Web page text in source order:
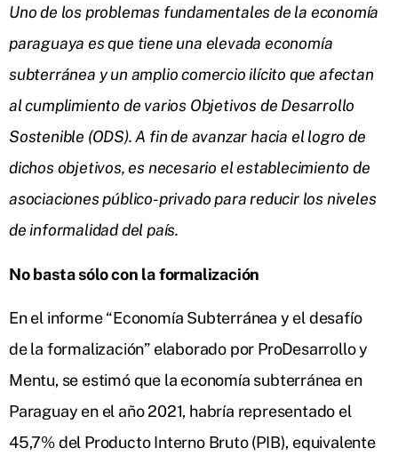
Uno de los problemas fundamentales de la economía
paraguaya es que tiene una elevada economía
subterránea y un amplio comercio ilícito que afectan
al cumplimiento de varios Objetivos de Desarrollo
Sostenible (ODS). A fin de avanzar hacia el logro de
dichos objetivos, es necesario el establecimiento de
asociaciones público-privado para reducir los niveles
de informalidad del país.
No basta sólo con la formalización
En el informe “Economía Subterránea y el desafío
de la formalización” elaborado por ProDesarrollo y
Mentu, se estimó que la economía subterránea en
Paraguay en el año 2021, habría representado el
45,7% del Producto Interno Bruto (PIB), equivalente